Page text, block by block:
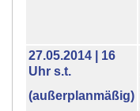
27.05.2014 | 16
Uhr s.t.
(außerplanmäßig)